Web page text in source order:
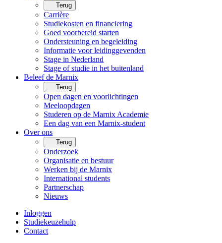
Terug
Carrière
Studiekosten en financiering
Goed voorbereid starten
Ondersteuning en begeleiding
Informatie voor leidinggevenden
Stage in Nederland
Stage of studie in het buitenland
Beleef de Marnix
Terug
Open dagen en voorlichtingen
Meeloopdagen
Studeren op de Marnix Academie
Een dag van een Marnix-student
Over ons
Terug
Onderzoek
Organisatie en bestuur
Werken bij de Marnix
International students
Partnerschap
Nieuws
Inloggen
Studiekeuzehulp
Contact